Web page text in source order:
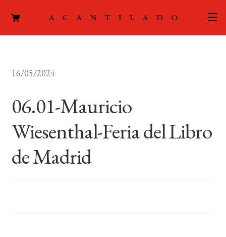
ACTUALIDAD
menú
PODCAST
16/05/2024
06.01-Mauricio
Wiesenthal-Feria del Libro
de Madrid